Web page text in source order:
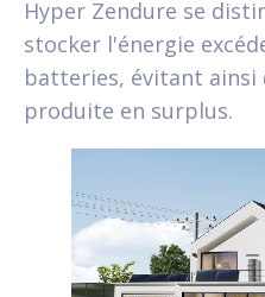
Hyper Zendure se
stocker l'énergie
batteries, évitant ainsi
produite en surplus.